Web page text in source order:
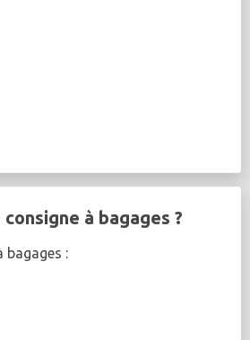
à bagages ?
bagages :